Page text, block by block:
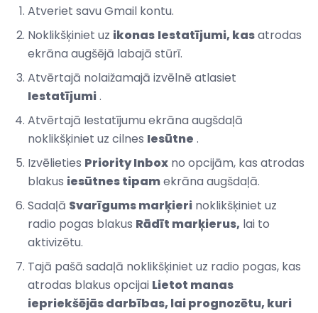
Atveriet savu Gmail kontu.
Noklikšķiniet uz ikonas Iestatījumi, kasatrodas
ekrāna augšējā labajā stūrī.
Atvērtajā nolaižamajā izvēlnē atlasiet
Iestatījumi.
Atvērtajā Iestatījumu ekrāna augšdaļā
noklikšķiniet uz cilnes Iesūtne .
Izvēlieties Priority Inbox no opcijām, kas atrodas
blakus iesūtnes tipamekrāna augšdaļā.
Sadaļā Svarīgums marķieri noklikšķiniet uz
radio pogas blakus Rādīt marķierus, lai to
aktivizētu.
Tajā pašā sadaļā noklikšķiniet uz radio pogas, kas
atrodas blakus opcijai Lietot manas
iepriekšējās darbības, lai prognozētu, kuri